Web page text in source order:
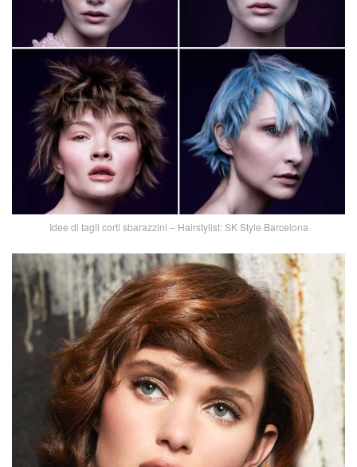
Idee di tagli corti sbarazzini – Hairstylist: SK Style Barcelona